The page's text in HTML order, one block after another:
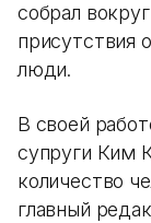
собрал
присутствия
люди.
В своей
супруги Ким
количество
главный